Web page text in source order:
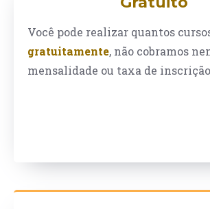
Você pode realizar quantos
gratuitamente, não cobramos
mensalidade ou taxa de